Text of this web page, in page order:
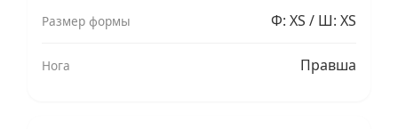
Размер формы Ф: XS / Ш: XS
Нога Правша